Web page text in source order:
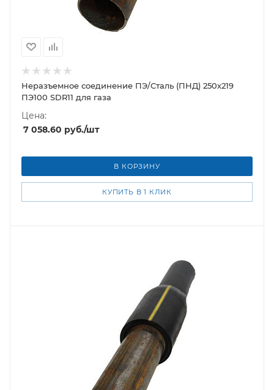
Неразъемное соединение ПЭ/Сталь (ПНД) 250х219
ПЭ100 SDR11 для газа
Цена:
7 058.60 руб./шт
В КОРЗИНУ
КУПИТЬ В 1 КЛИК